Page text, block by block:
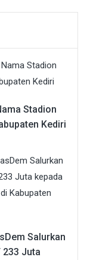
Stadion
Kediri
Salurkan
233 Juta